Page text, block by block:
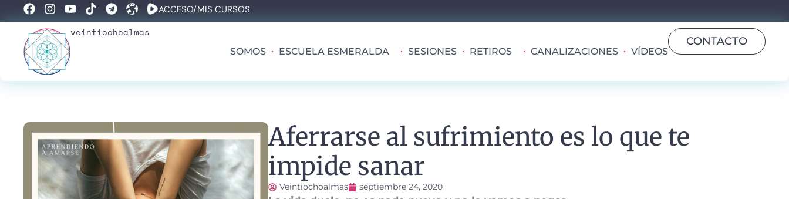
ACCESO/MIS CURSOS
veintiochoalmas
SOMOS ESCUELA ESMERALDA SESIONES RETIROS CANALIZACIONES VÍDEOS
CONTACTO
Aferrarse al sufrimiento es lo que te
impide sanar
Veintiochoalmas septiembre 24, 2020